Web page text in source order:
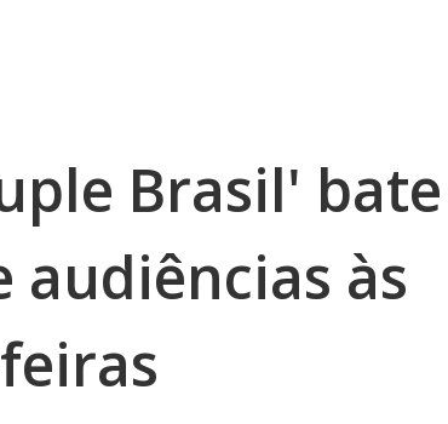
Brasil' bate
audiências às